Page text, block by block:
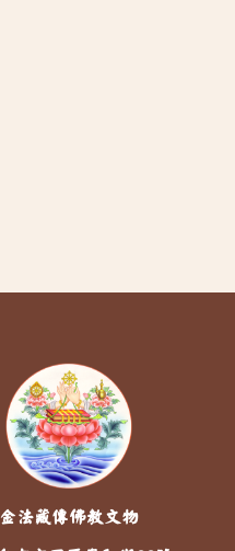
金法藏傳佛教文物